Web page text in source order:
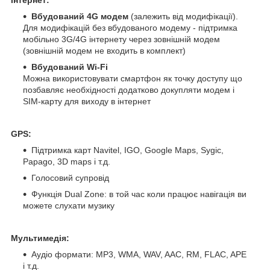
Вбудований 4G модем (залежить від модифікації).
Для модифікацій без вбудованого модему - підтримка
мобільно 3G/4G інтернету через зовнішній модем
(зовнішній модем не входить в комплект)
Вбудований Wi-Fi
Можна використовувати смартфон як точку доступу що
позбавляє необхідності додатково докупляти модем і
SIM-карту для виходу в інтернет
GPS:
Підтримка карт Navitel, IGO, Google Maps, Sygic,
Papago, 3D maps і т.д.
Голосовий супровід
Функція Dual Zone: в той час коли працює навігація ви
можете слухати музику
Мультимедія:
Аудіо формати: MP3, WMA, WAV, AAC, RM, FLAC, APE
і т.д.